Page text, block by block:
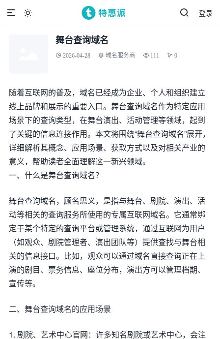
登录

舞台查询域名
2026-04-28 域名服务商 111 0
随着互联网的普及，域名已经成为企业、个人和组织建立
线上品牌和展示的重要入口。舞台查询域名作为特定应用
场景下的查询类型，在舞台演出、活动管理等领域，起到
了关键的信息连接作用。本文将围绕“舞台查询域名”展开，
详细解析其概念、应用场景、获取方式以及对相关产业的
意义，帮助读者全面理解这一新兴领域。
一、什么是舞台查询域名？
舞台查询域名，顾名思义，是指与舞台、剧院、演出、活
动等相关的查询服务所使用的专属互联网域名。它通常绑
定于某个特定的查询平台或管理系统，通过互联网为用户
（如观众、剧院管理者、演出团队等）提供查找与舞台相
关的信息接口。比如，观众可以通过域名直接查询正在上
演的剧目、票务信息、座位分布，演出方可以管理档期、
宣传等。
二、舞台查询域名的应用场景
1. 剧院、艺术中心官网：许多知名剧院或艺术中心，会注